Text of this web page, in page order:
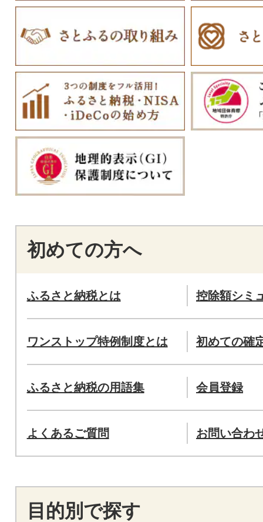
初めての方へ
ふるさと納税とは 控除額シミ
ワンストップ特例制度とは 初めての確
ふるさと納税の用語集 会員登録
よくあるご質問 お問い合わ
目的別で探す